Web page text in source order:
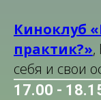
Киноклуб
практик?»,
себя и свои
17.00 -